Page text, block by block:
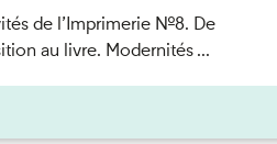
de l’Imprimerie n°8. De
au livre. Modernités ...